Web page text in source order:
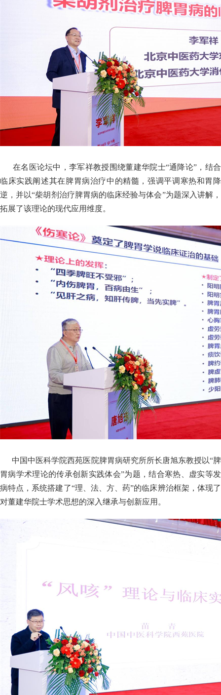
在名医论坛中，李军祥教授围绕董建华院士“通降论”，结合
临床实践阐述其在脾胃病治疗中的精髓，强调平调寒热和胃降
逆，并以“柴胡剂治疗脾胃病的临床经验与体会”为题深入讲解，
拓展了该理论的现代应用维度。
中国中医科学院西苑医院脾胃病研究所所长唐旭东教授以“脾
胃病学术理论的传承创新实践体会”为题，结合寒热、虚实等发
病特点，系统搭建了“理、法、方、药”的临床辨治框架，体现了
对董建华院士学术思想的深入继承与创新应用。